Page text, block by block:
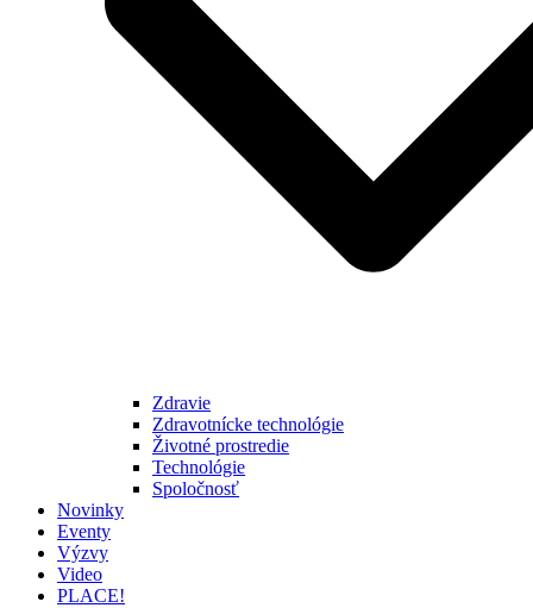
Zdravie
Zdravotnícke technológie
Životné prostredie
Technológie
Spoločnosť
Novinky
Eventy
Výzvy
Video
PLACE!